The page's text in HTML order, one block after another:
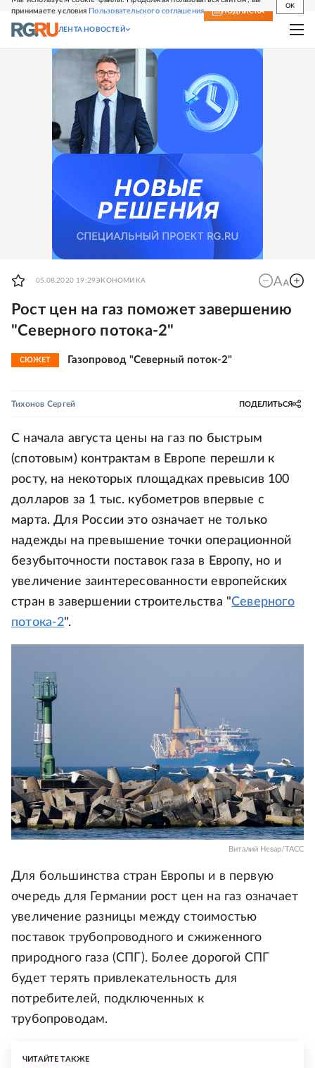
принимаете условия Пользовательского соглашения
OK
СВЕЖИЙ НОМЕР ПОДПИСКА
ЛЕНТА НОВОСТЕЙ
05.08.2020 19:29ЭКОНОМИКА
Рост цен на газ поможет завершению
"Северного потока-2"
СЮЖЕТ Газопровод "Северный поток-2"
Тихонов Сергей ПОДЕЛИТЬСЯ
С начала августа цены на газ по быстрым
(спотовым) контрактам в Европе перешли к
росту, на некоторых площадках превысив 100
долларов за 1 тыс. кубометров впервые с
марта. Для России это означает не только
надежды на превышение точки операционной
безубыточности поставок газа в Европу, но и
увеличение заинтересованности европейских
стран в завершении строительства "Северного
потока-2".
Виталий Невар/ТАСС
Для большинства стран Европы и в первую
очередь для Германии рост цен на газ означает
увеличение разницы между стоимостью
поставок трубопроводного и сжиженного
природного газа (СПГ). Более дорогой СПГ
будет терять привлекательность для
потребителей, подключенных к
трубопроводам.
ЧИТАЙТЕ ТАКЖЕ